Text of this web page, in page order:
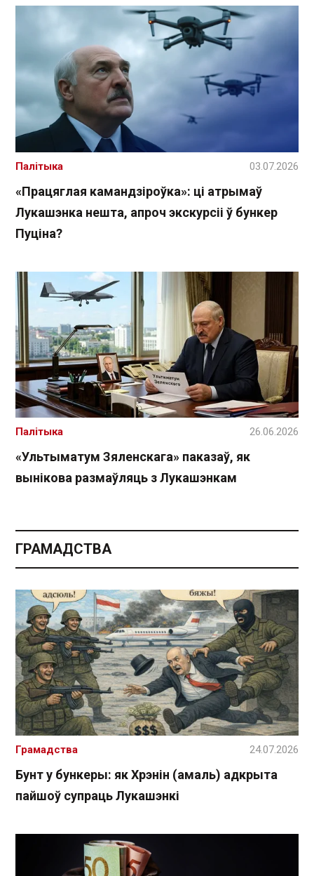
«Працяглая камандзіроўка»: ці атрымаў
Лукашэнка нешта, апроч экскурсіі ў бункер
Пуціна?
Палітыка 03.07.2026
«Ультыматум Зяленскага» паказаў, як
вынікова размаўляць з Лукашэнкам
Палітыка 26.06.2026
ГРАМАДСТВА
Бунт у бункеры: як Хрэнін (амаль) адкрыта
пайшоў супраць Лукашэнкі
Грамадства 24.07.2026